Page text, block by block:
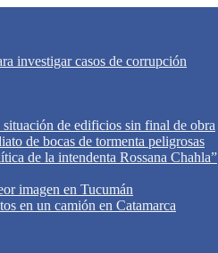
investigar casos de corrupción
de edificios sin final de obra
de bocas de tormenta peligrosas
de la intendenta Rossana Chahla”
imagen en Tucumán
en un camión en Catamarca